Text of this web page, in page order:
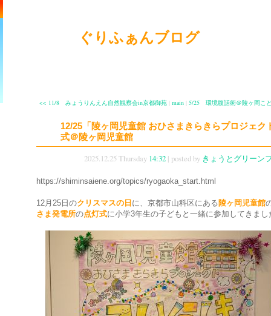
ぐりふぁんブログ
<< 11/8 みょうりんえん自然観察会in京都御苑 main 5/25 環境腹話術＠陵ヶ岡こ
12/25「陵ヶ岡児童館 おひさまきらきらプロジェク
式＠陵ヶ岡児童館
2025.12.25 Thursday 14:32 | posted by きょうとグリーン
https://shiminsaiene.org/topics/ryogaoka_start.html
12月25日のクリスマスの日 に、京都市山科区にある 陵ヶ岡児童館
さま発電所の点灯式に小学3年生の子どもと一緒に参加してきまし